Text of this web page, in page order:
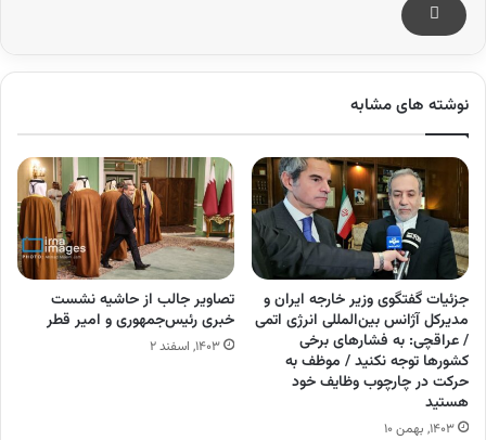
نوشته های مشابه
جزئیات گفتگوی وزیر خارجه ایران و
مدیرکل آژانس بین‌المللی انرژی اتمی
/ عراقچی: به فشار‌های برخی
کشور‌ها توجه نکنید / موظف به
حرکت در چارچوب وظایف خود
هستید
۱۴۰۳, بهمن ۱۰
تصاویر جالب از حاشیه نشست
خبری رئیس‌جمهوری و امیر قطر
۱۴۰۳, اسفند ۲